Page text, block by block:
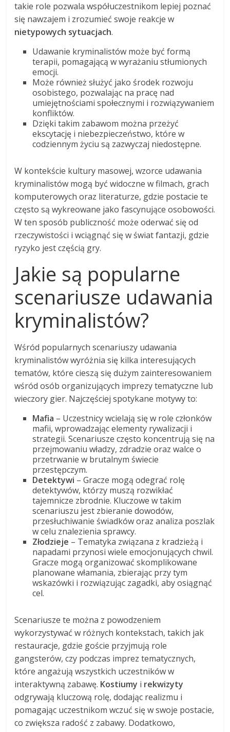
takie role pozwala współuczestnikom lepiej poznać
się nawzajem i zrozumieć swoje reakcje w
nietypowych sytuacjach.
Udawanie kryminalistów może być formą
terapii, pomagającą w wyrażaniu stłumionych
emocji.
Może również służyć jako środek rozwoju
osobistego, pozwalając na pracę nad
umiejętnościami społecznymi i rozwiązywaniem
konfliktów.
Dzięki takim zabawom można przeżyć
ekscytację i niebezpieczeństwo, które w
codziennym życiu są zazwyczaj niedostępne.
W kontekście kultury masowej, wzorce udawania
kryminalistów mogą być widoczne w filmach, grach
komputerowych oraz literaturze, gdzie postacie te
często są wykreowane jako fascynujące osobowości.
W ten sposób publiczność może oderwać się od
rzeczywistości i wciągnąć się w świat fantazji, gdzie
ryzyko jest częścią gry.
Jakie są popularne
scenariusze udawania
kryminalistów?
Wśród popularnych scenariuszy udawania
kryminalistów wyróżnia się kilka interesujących
tematów, które cieszą się dużym zainteresowaniem
wśród osób organizujących imprezy tematyczne lub
wieczory gier. Najczęściej spotykane motywy to:
Mafia – Uczestnicy wcielają się w role członków
mafii, wprowadzając elementy rywalizacji i
strategii. Scenariusze często koncentrują się na
przejmowaniu władzy, zdradzie oraz walce o
przetrwanie w brutalnym świecie
przestępczym.
Detektywi – Gracze mogą odegrać rolę
detektywów, którzy muszą rozwikłać
tajemnicze zbrodnie. Kluczowe w takim
scenariuszu jest zbieranie dowodów,
przesłuchiwanie świadków oraz analiza poszlak
w celu znalezienia sprawcy.
Złodzieje – Tematyka związana z kradzieżą i
napadami przynosi wiele emocjonujących chwil.
Gracze mogą organizować skomplikowane
planowane włamania, zbierając przy tym
wskazówki i rozwiązując zagadki, aby osiągnąć
cel.
Scenariusze te można z powodzeniem
wykorzystywać w różnych kontekstach, takich jak
restauracje, gdzie goście przyjmują role
gangsterów, czy podczas imprez tematycznych,
które angażują wszystkich uczestników w
interaktywną zabawę. Kostiumy i rekwizyty
odgrywają kluczową rolę, dodając realizmu i
pomagając uczestnikom wczuć się w swoje postacie,
co zwiększa radość z zabawy. Dodatkowo,